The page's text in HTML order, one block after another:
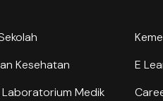
Kesehatan
Laboratorium Medik
E